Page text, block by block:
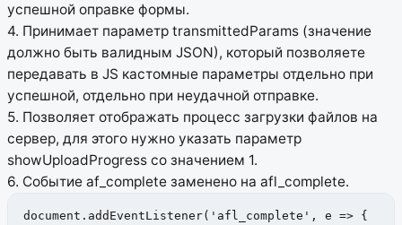
успешной оправке формы.
4. Принимает параметр transmittedParams (значение
должно быть валидным JSON), который позволяете
передавать в JS кастомные параметры отдельно при
успешной, отдельно при неудачной отправке.
5. Позволяет отображать процесс загрузки файлов на
сервер, для этого нужно указать параметр
showUploadProgress со значением 1.
6. Событие af_complete заменено на afl_complete.
document.addEventListener('afl_complete', e => {